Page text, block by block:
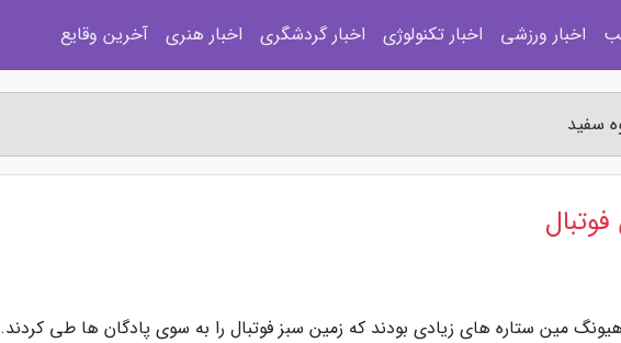
سفید
مین ستاره های زیادی بودند که زمین سبز فوتبال را به سوی پادگان ها طی کردند.
اخبار ورزشی اخبار تکنولوژی اخبار گردشگری اخبار هنری آخرین وقایع